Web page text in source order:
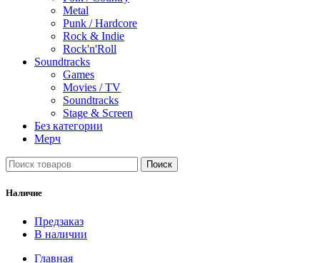
Metal
Punk / Hardcore
Rock & Indie
Rock'n'Roll
Soundtracks
Games
Movies / TV
Soundtracks
Stage & Screen
Без категории
Мерч
Поиск
Наличие
Предзаказ
В наличии
Главная